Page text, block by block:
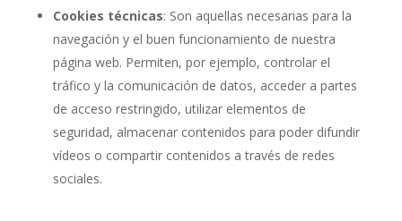
Cookies técnicas: Son aquellas necesarias para la
navegación y el buen funcionamiento de nuestra
página web. Permiten, por ejemplo, controlar el
tráfico y la comunicación de datos, acceder a partes
de acceso restringido, utilizar elementos de
seguridad, almacenar contenidos para poder difundir
vídeos o compartir contenidos a través de redes
sociales.